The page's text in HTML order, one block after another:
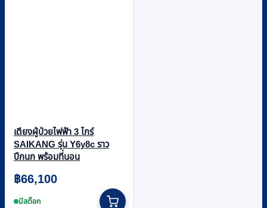
เตียงผู้ป่วยไฟฟ้า 3 ไกร์
SAIKANG รุ่น Y6y8c ราว
ปีกนก พร้อมที่นอน
฿66,100
มีสต็อก